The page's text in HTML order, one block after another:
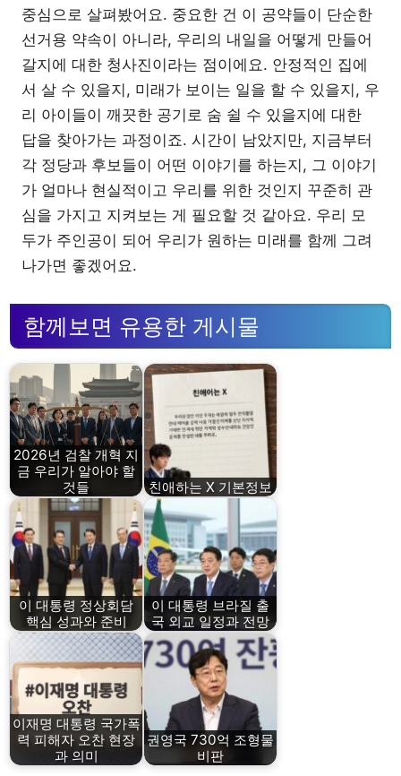
중심으로 살펴봤어요. 중요한 건 이 공약들이 단순한
선거용 약속이 아니라, 우리의 내일을 어떻게 만들어
갈지에 대한 청사진이라는 점이에요. 안정적인 집에
서 살 수 있을지, 미래가 보이는 일을 할 수 있을지, 우
리 아이들이 깨끗한 공기로 숨 쉴 수 있을지에 대한
답을 찾아가는 과정이죠. 시간이 남았지만, 지금부터
각 정당과 후보들이 어떤 이야기를 하는지, 그 이야기
가 얼마나 현실적이고 우리를 위한 것인지 꾸준히 관
심을 가지고 지켜보는 게 필요할 것 같아요. 우리 모
두가 주인공이 되어 우리가 원하는 미래를 함께 그려
나가면 좋겠어요.
함께보면 유용한 게시물
2026년 검찰 개혁 지
금 우리가 알아야 할
것들
친애하는 X 기본정보
이 대통령 정상회담
핵심 성과와 준비
이 대통령 브라질 출
국 외교 일정과 전망
이재명 대통령 국가폭
력 피해자 오찬 현장
과 의미
권영국 730억 조형물
비판